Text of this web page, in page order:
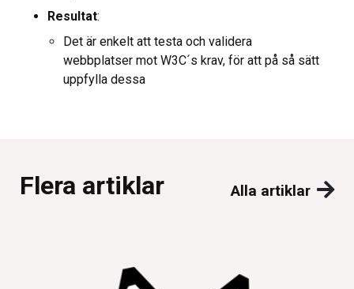
Resultat:
Det är enkelt att testa och validera
webbplatser mot W3C´s krav, för att på så sätt
uppfylla dessa
Flera artiklar Alla artiklar